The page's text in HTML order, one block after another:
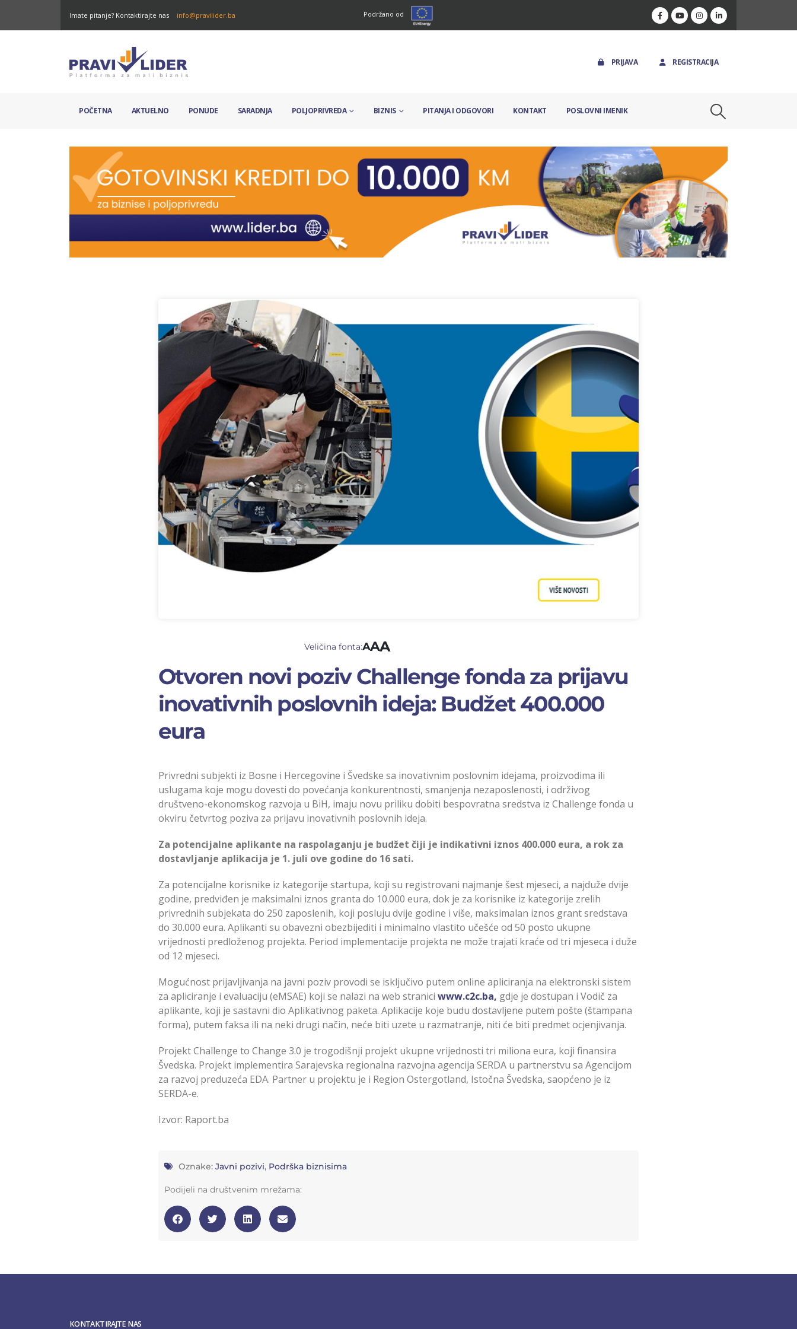
Imate pitanje? Kontaktirajte nas info@pravilider.ba Podržano od
PRIJAVA REGISTRACIJA
POČETNA AKTUELNO PONUDE SARADNJA POLJOPRIVREDA BIZNIS PITANJA I ODGOVORI KONTAKT POSLOVNI IMENIK
Veličina fonta:AAA
Otvoren novi poziv Challenge fonda za prijavu
inovativnih poslovnih ideja: Budžet 400.000
eura
Privredni subjekti iz Bosne i Hercegovine i Švedske sa inovativnim poslovnim idejama, proizvodima ili
uslugama koje mogu dovesti do povećanja konkurentnosti, smanjenja nezaposlenosti, i održivog
društveno-ekonomskog razvoja u BiH, imaju novu priliku dobiti bespovratna sredstva iz Challenge fonda u
okviru četvrtog poziva za prijavu inovativnih poslovnih ideja.
Za potencijalne aplikante na raspolaganju je budžet čiji je indikativni iznos 400.000 eura, a rok za
dostavljanje aplikacija je 1. juli ove godine do 16 sati.
Za potencijalne korisnike iz kategorije startupa, koji su registrovani najmanje šest mjeseci, a najduže dvije
godine, predviđen je maksimalni iznos granta do 10.000 eura, dok je za korisnike iz kategorije zrelih
privrednih subjekata do 250 zaposlenih, koji posluju dvije godine i više, maksimalan iznos grant sredstava
do 30.000 eura. Aplikanti su obavezni obezbijediti i minimalno vlastito učešće od 50 posto ukupne
vrijednosti predloženog projekta. Period implementacije projekta ne može trajati kraće od tri mjeseca i duže
od 12 mjeseci.
Mogućnost prijavljivanja na javni poziv provodi se isključivo putem online apliciranja na elektronski sistem
za apliciranje i evaluaciju (eMSAE) koji se nalazi na web stranici www.c2c.ba, gdje je dostupan i Vodič za
aplikante, koji je sastavni dio Aplikativnog paketa. Aplikacije koje budu dostavljene putem pošte (štampana
forma), putem faksa ili na neki drugi način, neće biti uzete u razmatranje, niti će biti predmet ocjenjivanja.
Projekt Challenge to Change 3.0 je trogodišnji projekt ukupne vrijednosti tri miliona eura, koji finansira
Švedska. Projekt implementira Sarajevska regionalna razvojna agencija SERDA u partnerstvu sa Agencijom
za razvoj preduzeća EDA. Partner u projektu je i Region Ostergotland, Istočna Švedska, saopćeno je iz
SERDA-e.
Izvor: Raport.ba
Oznake: Javni pozivi, Podrška biznisima
Podijeli na društvenim mrežama:
KONTAKTIRAJTE NAS